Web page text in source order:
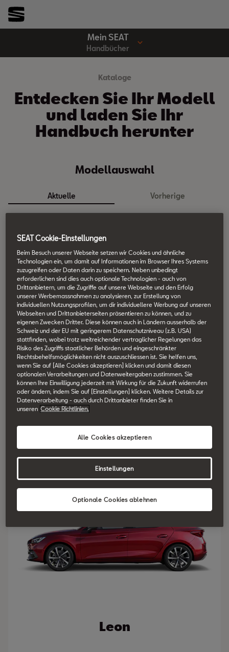
Mein SEAT
Handbücher
Kataloge
Entdecken Sie Ihr Modell
und laden Sie Ihr
Handbuch herunter
Modellauswahl
Aktuelle Vorherige
Ibiza
Leon
SEAT Cookie-Einstellungen
Beim Besuch unserer Webseite setzen wir Cookies und ähnliche
Technologien ein, um damit auf Informationen im Browser Ihres Systems
zuzugreifen oder Daten darin zu speichern. Neben unbedingt
erforderlichen sind dies auch optionale Technologien - auch von
Drittanbietern, um die Zugriffe auf unsere Webseite und den Erfolg
unserer Werbemassnahmen zu analysieren, zur Erstellung von
individuellen Nutzungsprofilen, um dir individuellere Werbung auf unseren
Webseiten und Drittanbieterseiten präsentieren zu können, und zu
eigenen Zwecken Dritter. Diese können auch in Ländern ausserhalb der
Schweiz und der EU mit geringerem Datenschutzniveau (z.B. USA)
stattfinden, wobei trotz weitreichender vertraglicher Regelungen das
Risiko des Zugriffs staatlicher Behörden und eingeschränkter
Rechtsbehelfsmöglichkeiten nicht auszuschliessen ist. Sie helfen uns,
wenn Sie auf [Alle Cookies akzeptieren] klicken und damit diesen
optionalen Verarbeitungen und Datenweitergaben zustimmen. Sie
können Ihre Einwilligung jederzeit mit Wirkung für die Zukunft widerrufen
oder ändern, indem Sie auf [Einstellungen] klicken. Weitere Details zur
Datenverarbeitung - auch durch Drittanbieter finden Sie in
unseren Cookie Richtlinien.
Optionale Cookies ablehnen
Alle Cookies akzeptieren
Einstellungen